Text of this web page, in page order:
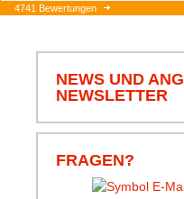
06.08.26 ▼
4741 Bewertungen
NEWS UND
NEWSLETTER
FRAGEN?